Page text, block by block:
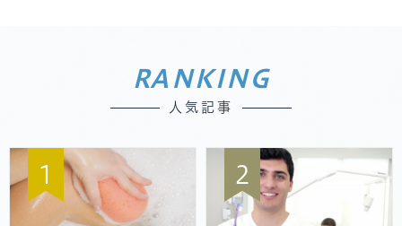
RANKING
人気記事
1 2